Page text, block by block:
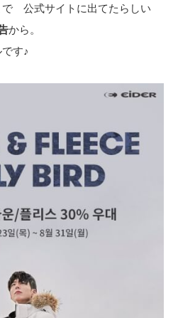
公式サイトに出てたらしい
から。
す♪